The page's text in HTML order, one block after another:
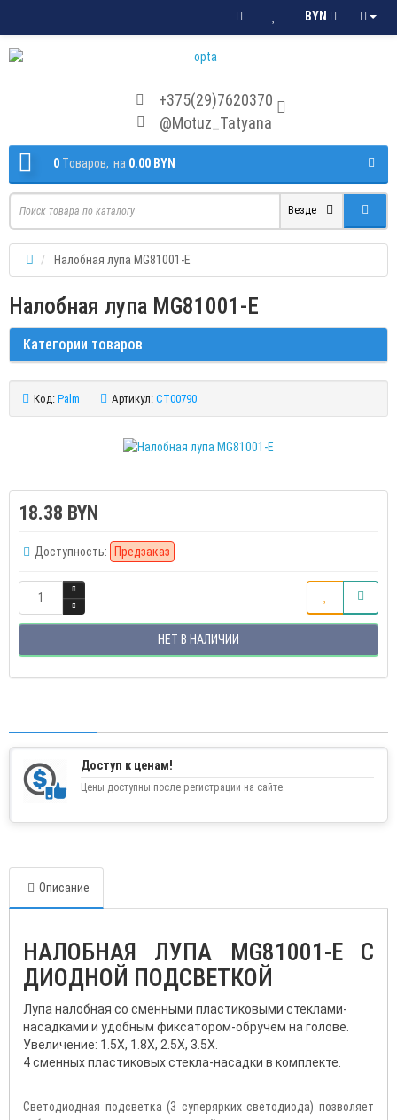
BYN
+375(29)7620370
@Motuz_Tatyana
0 Tоваров, на 0.00 BYN
Везде
Налобная лупа MG81001-E
Налобная лупа MG81001-E
Категории товаров
Код: Palm Артикул: CT00790
18.38 BYN
Доступность: Предзаказ
НЕТ В НАЛИЧИИ
Доступ к ценам!
Цены доступны после регистрации на сайте.
Описание
НАЛОБНАЯ ЛУПА MG81001-E С
ДИОДНОЙ ПОДСВЕТКОЙ
Лупа налобная со сменными пластиковыми стеклами-
насадками и удобным фиксатором-обручем на голове.
Увеличение: 1.5X, 1.8X, 2.5X, 3.5X.
4 сменных пластиковых стекла-насадки в комплекте.
Светодиодная подсветка (3 суперярких светодиода) позволяет